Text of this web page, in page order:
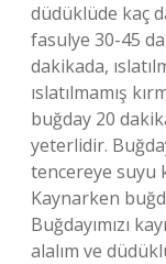
düdüklüde kaç
fasulye 30-45
dakikada,
ıslatılmamış
buğday 20
yeterlidir.
tencereye suyu
Kaynarken
Buğdayımızı
alalım ve